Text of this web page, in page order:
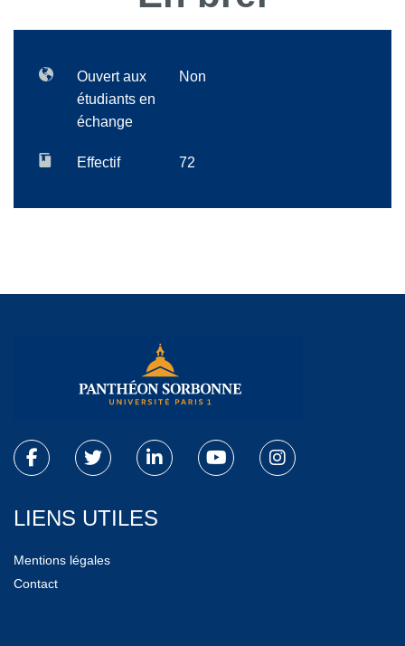
Ouvert aux
étudiants en
échange
Non
Effectif 72
LIENS UTILES
Mentions légales
Contact